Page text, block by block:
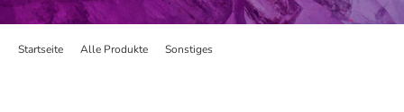
Startseite Alle Produkte Sonstiges